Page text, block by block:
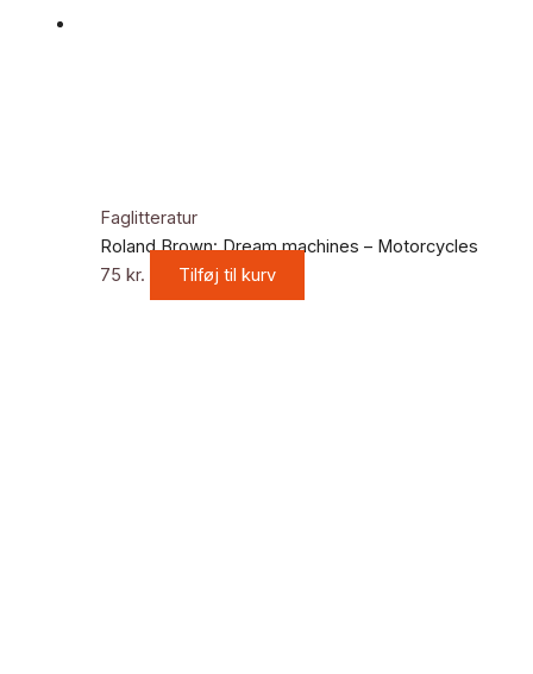
Faglitteratur
Roland Brown: Dream machines – Motorcycles
75 kr. Tilføj til kurv